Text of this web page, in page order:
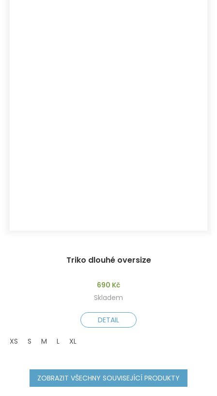
Triko dlouhé oversize
690 Kč
Skladem
DETAIL
XS S M L XL
ZOBRAZIT VŠECHNY SOUVISEJÍCÍ PRODUKTY